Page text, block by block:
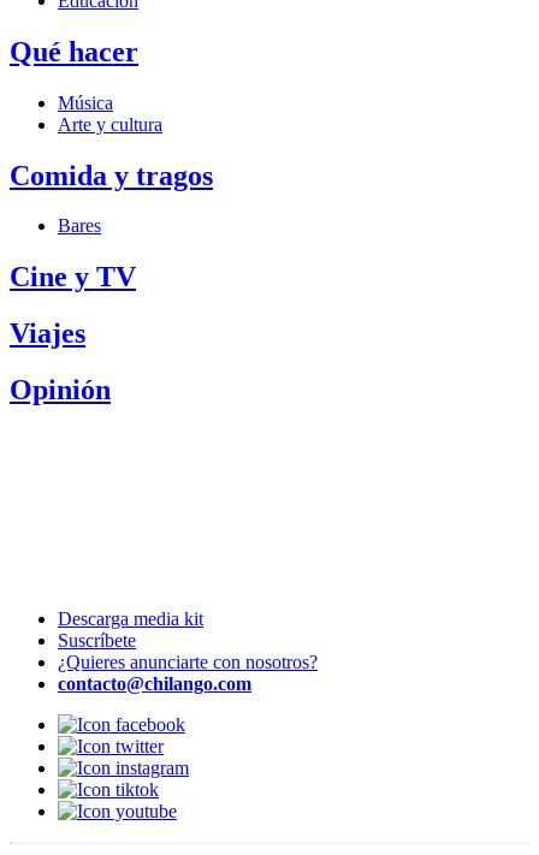
Qué hacer
Música
Arte y cultura
Comida y tragos
Bares
Cine y TV
Viajes
Opinión
Descarga media kit
Suscríbete
¿Quieres anunciarte con nosotros?
contacto@chilango.com